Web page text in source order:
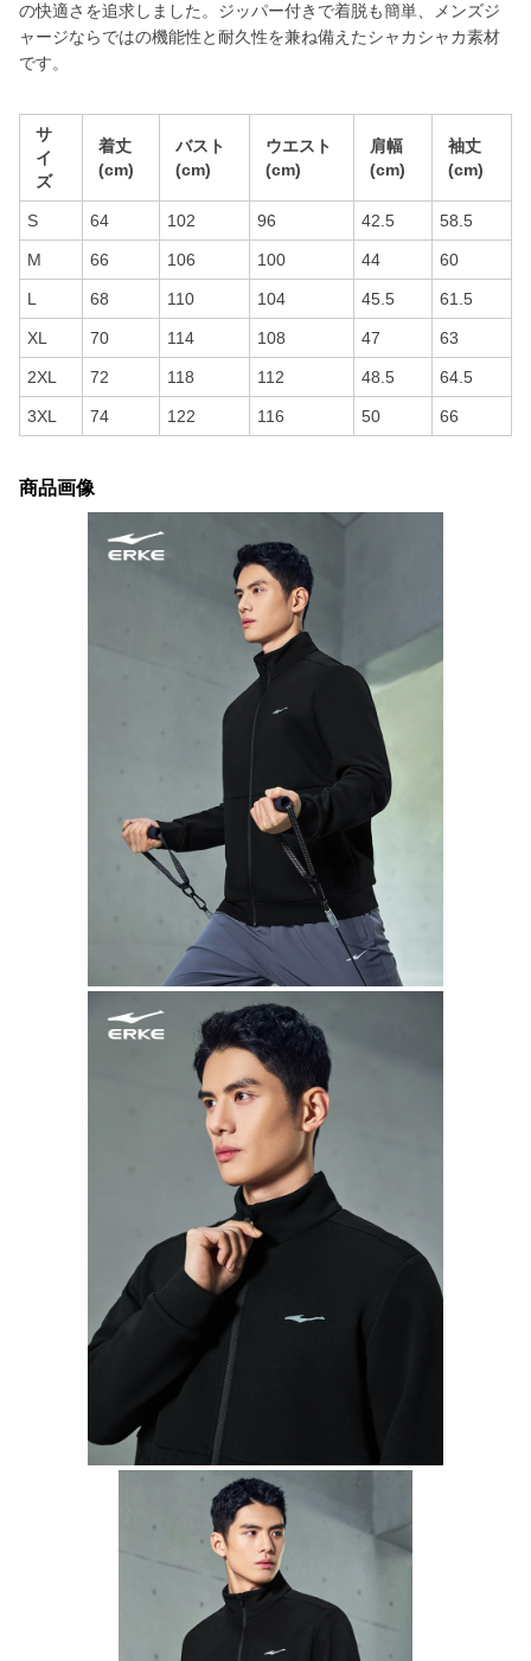
の快適さを追求しました。ジッパー付きで着脱も簡単、メンズジ
ャージならではの機能性と耐久性を兼ね備えたシャカシャカ素材
です。
サ
イ
ズ
着丈
(cm)
バスト
(cm)
ウエスト
(cm)
肩幅
(cm)
袖丈
(cm)
S 64 102 96 42.5 58.5
M 66 106 100 44 60
L 68 110 104 45.5 61.5
XL 70 114 108 47 63
2XL 72 118 112 48.5 64.5
3XL 74 122 116 50 66
商品画像